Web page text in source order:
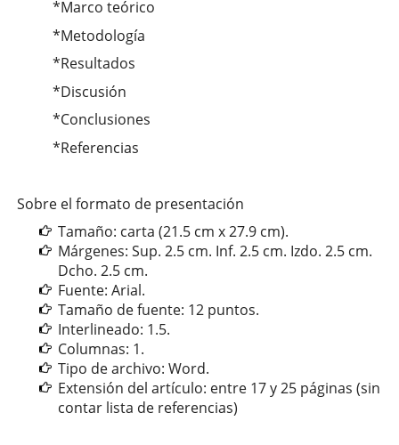
*Marco teórico
*Metodología
*Resultados
*Discusión
*Conclusiones
*Referencias
Sobre el formato de presentación
Tamaño: carta (21.5 cm x 27.9 cm).
Márgenes: Sup. 2.5 cm. Inf. 2.5 cm. Izdo. 2.5 cm.
Dcho. 2.5 cm.
Fuente: Arial.
Tamaño de fuente: 12 puntos.
Interlineado: 1.5.
Columnas: 1.
Tipo de archivo: Word.
Extensión del artículo: entre 17 y 25 páginas (sin
contar lista de referencias)